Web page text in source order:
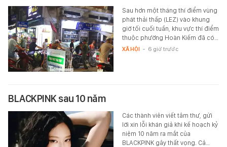
Sau hơn một tháng thí điểm vùng
phát thải thấp (LEZ) vào khung
giờ tối cuối tuần, khu vực thí điểm
thuộc phường Hoàn Kiếm đã có…
XÃ HỘI - 6 giờ trước
BLACKPINK sau 10 năm
Các thành viên viết tâm thư, gửi
lời xin lỗi khán giả khi kế hoạch kỷ
niệm 10 năm ra mắt của
BLACKPINK gây thất vọng. Cả…